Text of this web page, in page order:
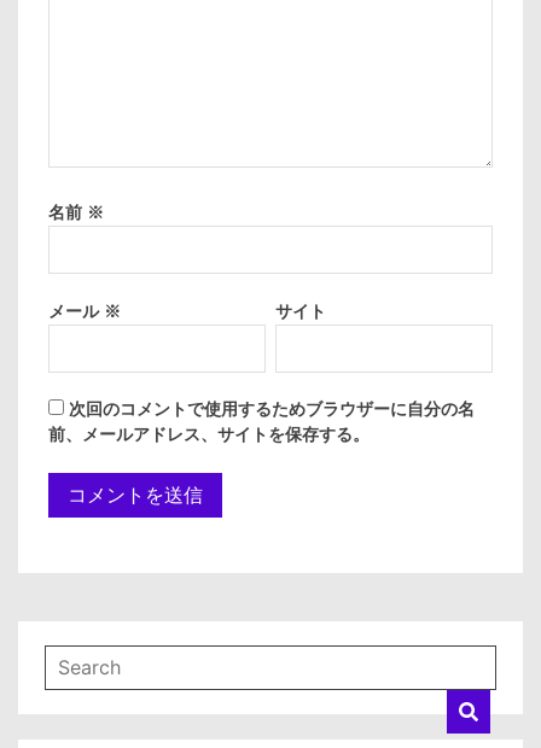
名前 ※
メール ※ サイト
次回のコメントで使用するためブラウザーに自分の名
前、メールアドレス、サイトを保存する。